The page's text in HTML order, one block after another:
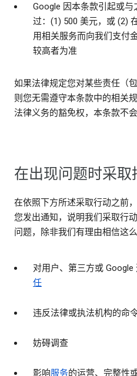
Google 因本条款引起或
过：(1) 500 美元，或 (2)
用相关服务而向我们支付
较高者为准
如果法律规定您对某些责任（
则您无需遵守本条款中的相关
法律义务的豁免权，本条款不会
在出现问题时采取
在依照下方所述采取行动之前
您发出通知，说明我们采取行
问题，除非我们有理由相信这么
对用户、第三方或
任
违反法律或执法机构的命
妨碍调查
影响服务的运营、完整性